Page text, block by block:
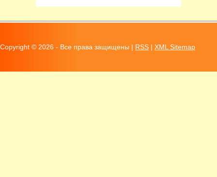
Copyright © 2026 - Все права защищены | RSS | XML Sitemap